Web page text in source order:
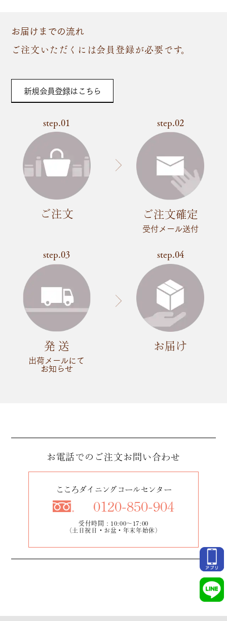
お届けまでの流れ
ご注文いただくには会員登録が必要です。
新規会員登録はこちら
step.01
ご注文
step.02
ご注文確定
受付メール送付
step.03
発 送
出荷メールにて
お知らせ
step.04
お届け
お電話でのご注文お問い合わせ
こころダイニングコールセンター
0120-850-904
受付時間：10:00～17:00
（土日祝日・お盆・年末年始休）